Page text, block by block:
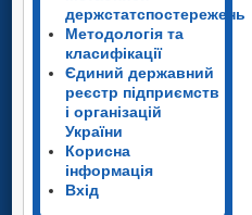
держстатспостережень
Методологія та
класифікації
Єдиний державний
реєстр підприємств
і організацій
України
Корисна
інформація
Вхід